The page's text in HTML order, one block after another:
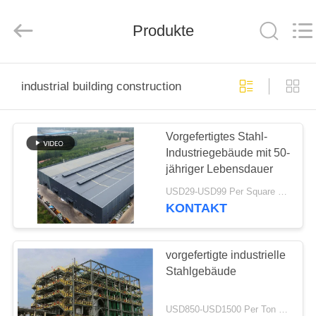
PRODUKTE
VIDEOS
SHOW
ÜBER
UNS
Co.,Ltd.
Produkte
industrial building construction
Vorgefertigtes Stahl-
Industriegebäude mit 50-
jähriger Lebensdauer
USD29-USD99 Per Square Meter MOQ:500 Quadratmeter
KONTAKT
vorgefertigte industrielle
Stahlgebäude
USD850-USD1500 Per Ton MOQ:30 Tonnen